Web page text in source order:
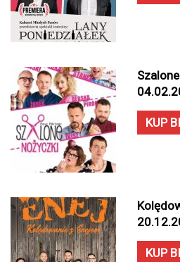
KUP
KUP